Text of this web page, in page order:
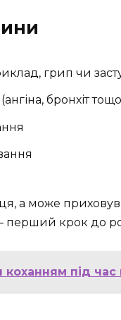
грип чи
бронхіт
а може
перший крок до
під час